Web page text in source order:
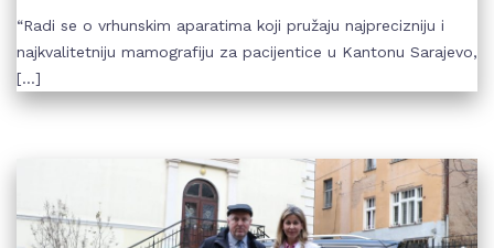
“Radi se o vrhunskim aparatima koji pružaju najprecizniju i
najkvalitetniju mamografiju za pacijentice u Kantonu Sarajevo,
[…]